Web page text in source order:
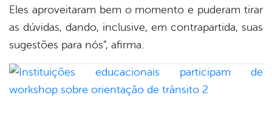
Eles aproveitaram bem o momento e puderam tirar
as dúvidas, dando, inclusive, em contrapartida, suas
sugestões para nós”, afirma.